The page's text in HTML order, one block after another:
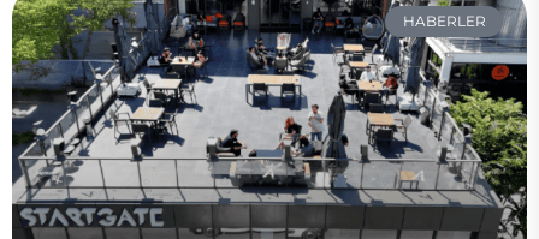
HABERLER